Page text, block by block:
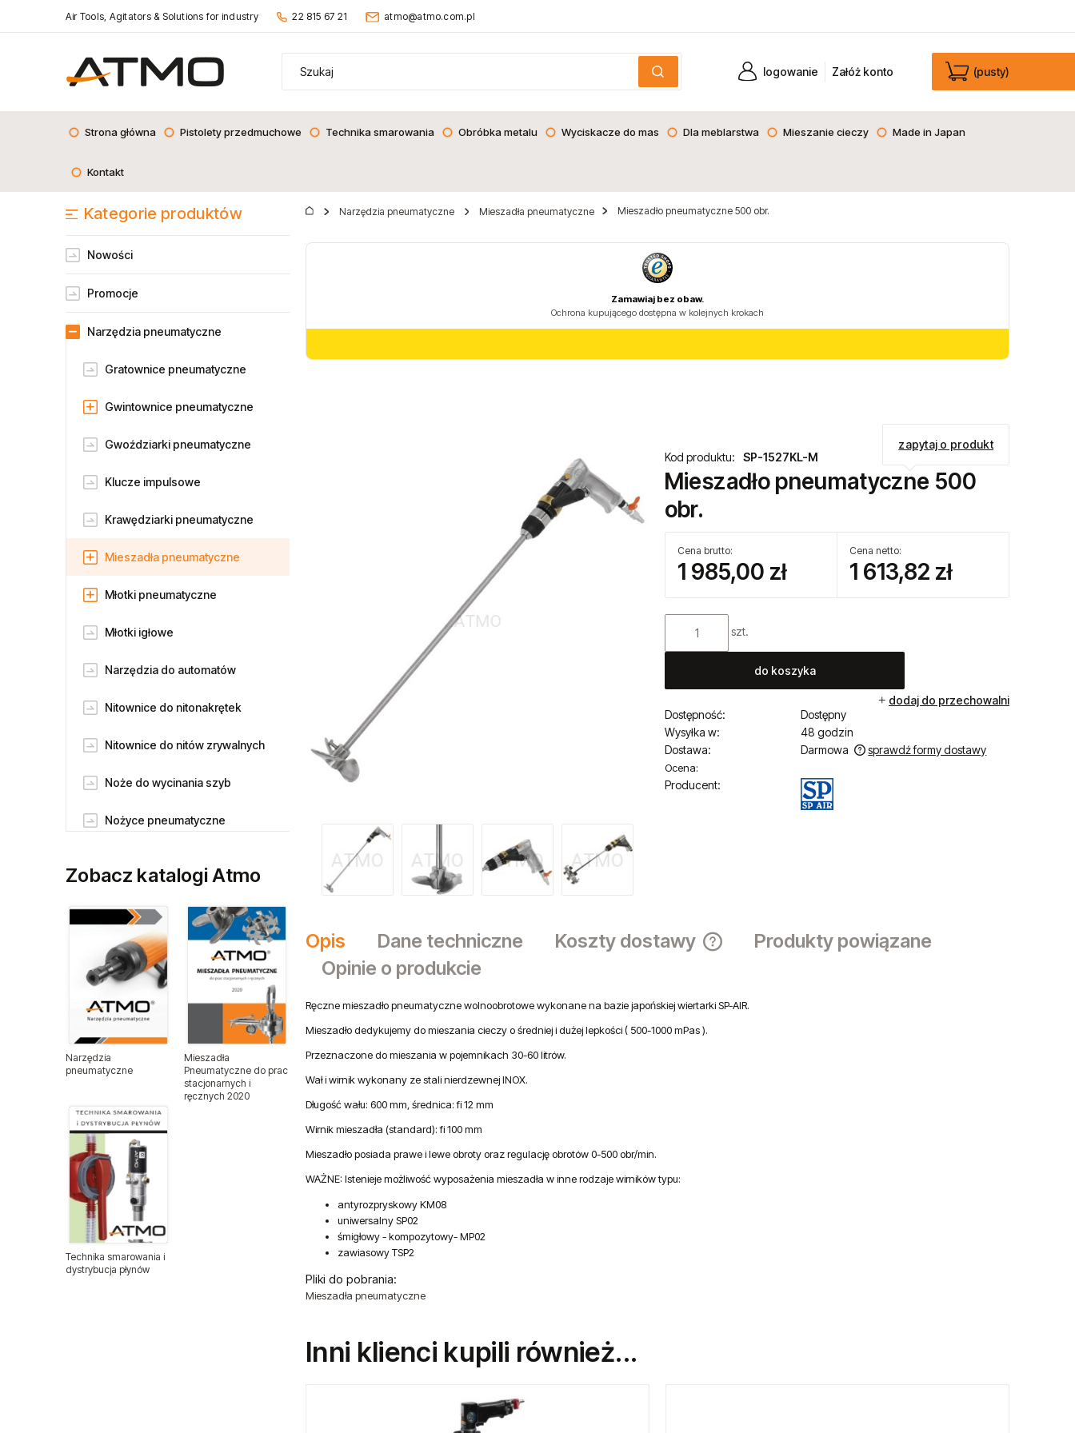
Air Tools, Agitators & Solutions for industry 22 815 67 21 atmo@atmo.com.pl
(pusty)
Załóż konto
logowanie
Strona główna Pistolety przedmuchowe Technika smarowania Obróbka metalu Wyciskacze do mas Dla meblarstwa Mieszanie cieczy Made in Japan
Kontakt
Kategorie produktów
Narzędzia pneumatyczne
Gratownice pneumatyczne
Gwintownice pneumatyczne
Gwoździarki pneumatyczne
Klucze impulsowe
Krawędziarki pneumatyczne
Mieszadła pneumatyczne
Młotki pneumatyczne
Młotki igłowe
Narzędzia do automatów
Nitownice do nitonakrętek
Nitownice do nitów zrywalnych
Noże do wycinania szyb
Nożyce pneumatyczne
Pilnikarki pneumatyczne
Pneumatyczne klucze udarowe
Pneumatyczne klucze
zapadkowe
Pneumatyczne pisaki grawerskie
Pistolety lakiernicze
Pistolety lakiernicze BenBow
Pistolety natryskowe
Pistolety do pompowania kół
Pistolety do przedmuchiwania
Nowości
Promocje
Zobacz katalogi Atmo
Narzędzia
pneumatyczne
Mieszadła
Pneumatyczne do prac
stacjonarnych i
ręcznych 2020
Technika smarowania i
dystrybucja płynów
Narzędzia pneumatyczne Mieszadła pneumatyczne Mieszadło pneumatyczne 500 obr.
Mieszadło pneumatyczne 500
obr.
Cena brutto:
1 985,00 zł
Cena netto:
1 613,82 zł
szt.
do koszyka
dodaj do przechowalni
Dostępność:
Dostępny
Wysyłka w:
48 godzin
Dostawa:
Darmowa
Cena nie zawiera ewentualnych kosztów
sprawdź formy dostawy
Ocena:
Producent:
Kod produktu: SP-1527KL-M
zapytaj o produkt
Opis Dane techniczne Koszty dostawy
Produkty powiązane
Opinie o produkcie
Ręczne mieszadło pneumatyczne wolnoobrotowe wykonane na bazie japońskiej wiertarki SP-AIR.
Mieszadło dedykujemy do mieszania cieczy o średniej i dużej lepkości ( 500-1000 mPas ).
Przeznaczone do mieszania w pojemnikach 30-60 litrów.
Wał i wirnik wykonany ze stali nierdzewnej INOX.
Długość wału: 600 mm, średnica: fi 12 mm
Wirnik mieszadła (standard): fi 100 mm
Mieszadło posiada prawe i lewe obroty oraz regulację obrotów 0-500 obr/min.
WAŻNE: Istenieje możliwość wyposażenia mieszadła w inne rodzaje wirników typu:
antyrozpryskowy KM08
uniwersalny SP02
śmigłowy - kompozytowy- MP02
zawiasowy TSP2
Pliki do pobrania:
Mieszadła pneumatyczne
Inni klienci kupili również...